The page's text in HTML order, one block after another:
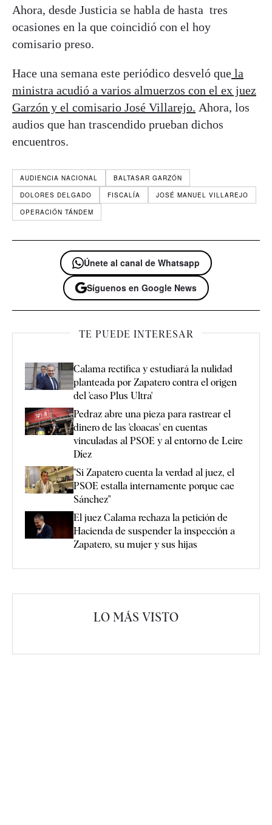
Ahora, desde Justicia se habla de hasta tres
ocasiones en la que coincidió con el hoy
comisario preso.
Hace una semana este periódico desveló que la
ministra acudió a varios almuerzos con el ex juez
Garzón y el comisario José Villarejo. Ahora, los
audios que han trascendido prueban dichos
encuentros.
AUDIENCIA NACIONAL
BALTASAR GARZÓN
DOLORES DELGADO
FISCALÍA
JOSÉ MANUEL VILLAREJO
OPERACIÓN TÁNDEM
Únete al canal de Whatsapp
Síguenos en Google News
TE PUEDE INTERESAR
Calama rectifica y estudiará la nulidad
planteada por Zapatero contra el origen
del 'caso Plus Ultra'
Pedraz abre una pieza para rastrear el
dinero de las 'cloacas' en cuentas
vinculadas al PSOE y al entorno de Leire
Díez
"Si Zapatero cuenta la verdad al juez, el
PSOE estalla internamente porque cae
Sánchez"
El juez Calama rechaza la petición de
Hacienda de suspender la inspección a
Zapatero, su mujer y sus hijas
LO MÁS VISTO